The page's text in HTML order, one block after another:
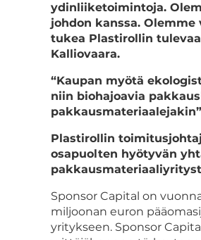
ydinliiketoimintoja.
johdon kanssa.
tukea Plastirollin
Kalliovaara.
“Kaupan myötä
niin biohajoavia
Plastirollin
osapuolten hyötyvän
Sponsor Capital on
miljoonan euron
yritykseen. Sponsor